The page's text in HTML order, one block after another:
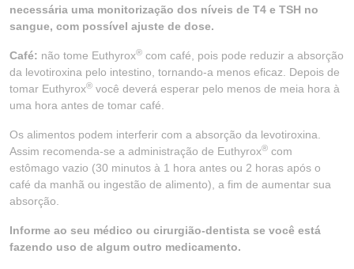
necessária uma monitorização dos níveis de T4 e TSH no
sangue, com possível ajuste de dose.
Café: não tome Euthyrox® com café, pois pode reduzir a absorção
da levotiroxina pelo intestino, tornando-a menos eficaz. Depois de
tomar Euthyrox® você deverá esperar pelo menos de meia hora à
uma hora antes de tomar café.
Os alimentos podem interferir com a absorção da levotiroxina.
Assim recomenda-se a administração de Euthyrox® com
estômago vazio (30 minutos à 1 hora antes ou 2 horas após o
café da manhã ou ingestão de alimento), a fim de aumentar sua
absorção.
Informe ao seu médico ou cirurgião-dentista se você está
fazendo uso de algum outro medicamento.